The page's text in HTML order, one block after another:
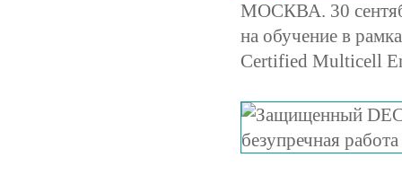
МОСКВА. 30
на обучение в
Certified Multicell